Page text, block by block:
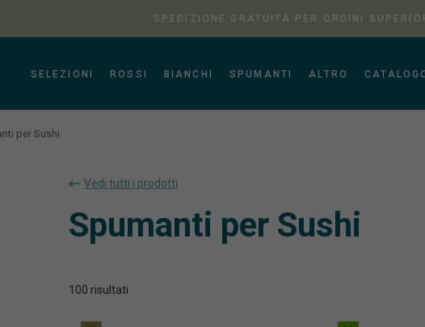
SPEDIZIONE GRATUITA PER ORDINI
SELEZIONI ROSSI BIANCHI SPUMANTI ALTRO
per Sushi
Vedi tutti i prodotti
Spumanti per Sushi
100 risultati